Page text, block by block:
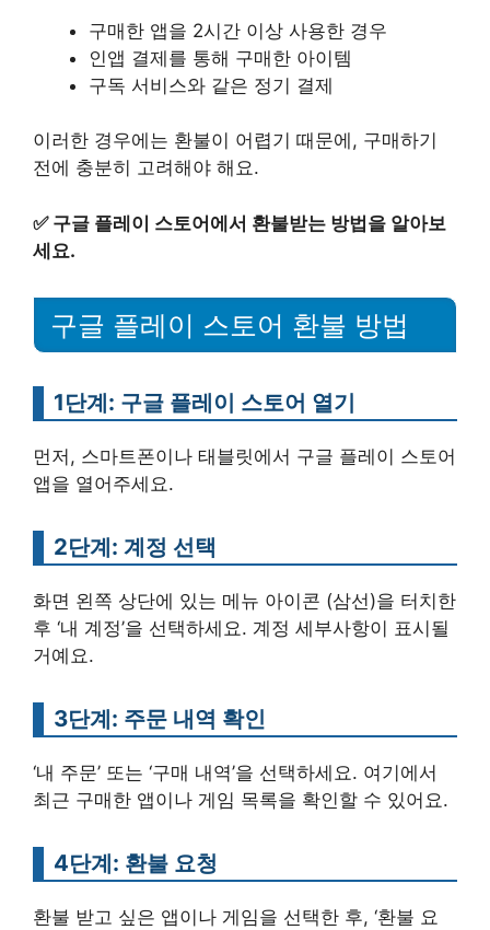
구매한 앱을 2시간 이상 사용한 경우
인앱 결제를 통해 구매한 아이템
구독 서비스와 같은 정기 결제
이러한 경우에는 환불이 어렵기 때문에, 구매하기
전에 충분히 고려해야 해요.
✅ 구글 플레이 스토어에서 환불받는 방법을 알아보
세요.
구글 플레이 스토어 환불 방법
1단계: 구글 플레이 스토어 열기
먼저, 스마트폰이나 태블릿에서 구글 플레이 스토어
앱을 열어주세요.
2단계: 계정 선택
화면 왼쪽 상단에 있는 메뉴 아이콘 (삼선)을 터치한
후 ‘내 계정’을 선택하세요. 계정 세부사항이 표시될
거예요.
3단계: 주문 내역 확인
‘내 주문’ 또는 ‘구매 내역’을 선택하세요. 여기에서
최근 구매한 앱이나 게임 목록을 확인할 수 있어요.
4단계: 환불 요청
환불 받고 싶은 앱이나 게임을 선택한 후, ‘환불 요